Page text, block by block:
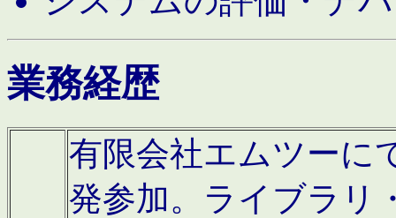
業務経歴
有限会社エムツーに
発参加。ライブラリ